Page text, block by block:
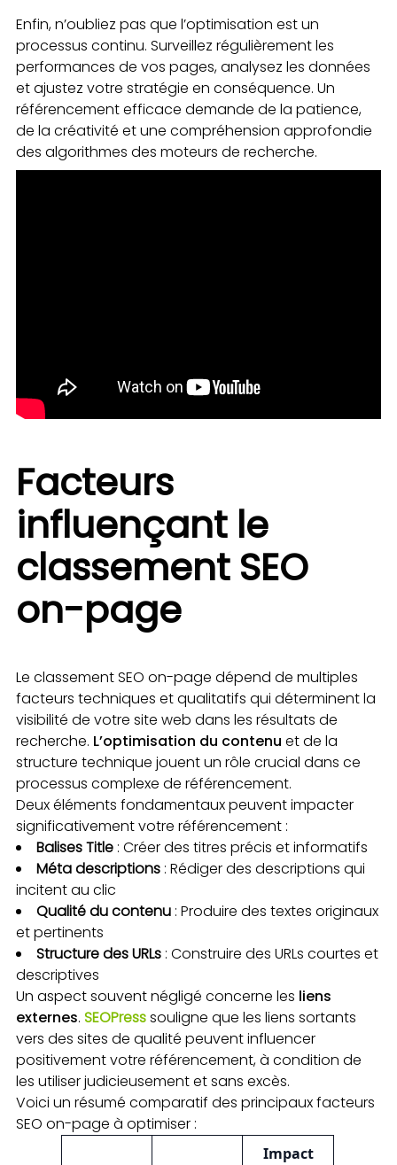
Enfin, n’oubliez pas que l’optimisation est un
processus continu. Surveillez régulièrement les
performances de vos pages, analysez les données
et ajustez votre stratégie en conséquence. Un
référencement efficace demande de la patience,
de la créativité et une compréhension approfondie
des algorithmes des moteurs de recherche.
Facteurs
influençant le
classement SEO
on-page
Le classement SEO on-page dépend de multiples
facteurs techniques et qualitatifs qui déterminent la
visibilité de votre site web dans les résultats de
recherche. L’optimisation du contenu et de la
structure technique jouent un rôle crucial dans ce
processus complexe de référencement.
Deux éléments fondamentaux peuvent impacter
significativement votre référencement :
Balises Title : Créer des titres précis et informatifs
Méta descriptions : Rédiger des descriptions qui
incitent au clic
Qualité du contenu : Produire des textes originaux
et pertinents
Structure des URLs : Construire des URLs courtes et
descriptives
Un aspect souvent négligé concerne les liens
externes. SEOPresssouligne que les liens sortants
vers des sites de qualité peuvent influencer
positivement votre référencement, à condition de
les utiliser judicieusement et sans excès.
Voici un résumé comparatif des principaux facteurs
SEO on-page à optimiser :
Impact